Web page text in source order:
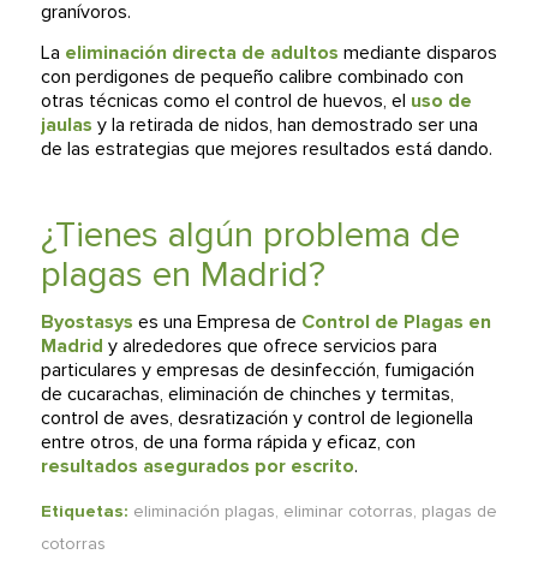
granívoros.
La eliminación directa de adultos mediante disparos
con perdigones de pequeño calibre combinado con
otras técnicas como el control de huevos, el uso de
jaulas y la retirada de nidos, han demostrado ser una
de las estrategias que mejores resultados está dando.
¿Tienes algún problema de
plagas en Madrid?
Byostasys es una Empresa de Control de Plagas en
Madrid y alrededores que ofrece servicios para
particulares y empresas de desinfección, fumigación
de cucarachas, eliminación de chinches y termitas,
control de aves, desratización y control de legionella
entre otros, de una forma rápida y eficaz, con
resultados asegurados por escrito.
Etiquetas: eliminación plagas, eliminar cotorras, plagas de
cotorras